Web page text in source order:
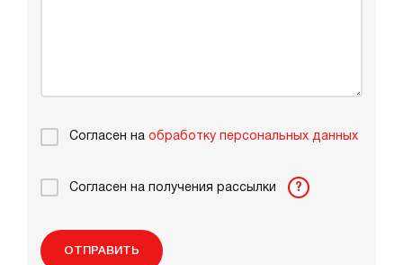
Согласен на обработку персональных данных
Согласен на получения рассылки ?
ОТПРАВИТЬ